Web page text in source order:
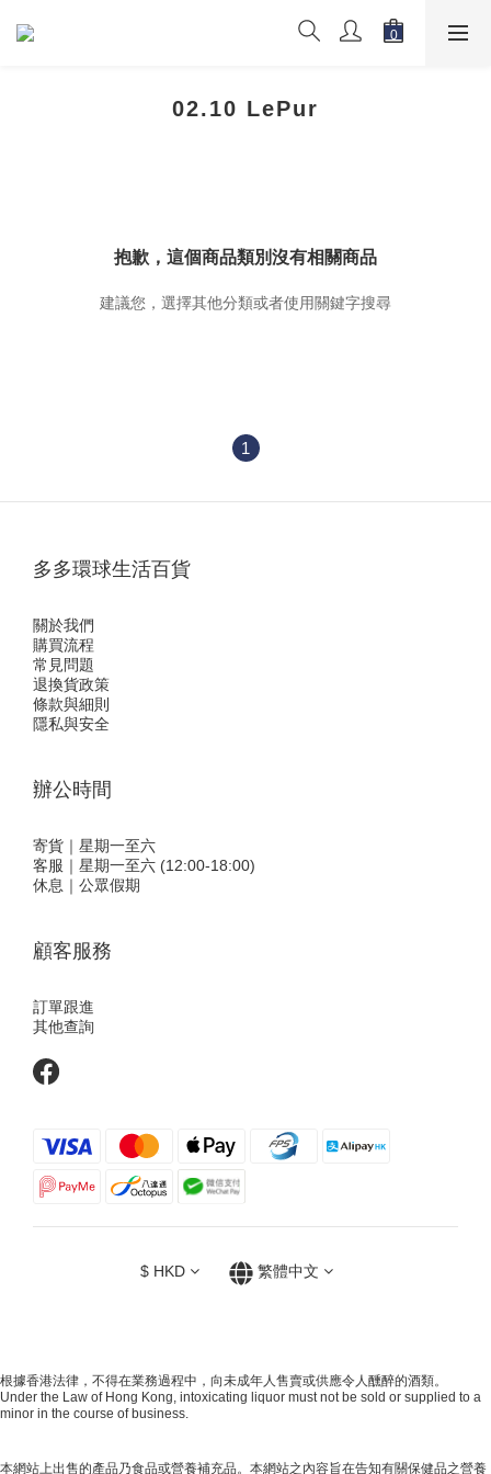
02.10 LePur
抱歉，這個商品類別沒有相關商品
建議您，選擇其他分類或者使用關鍵字搜尋
1
多多環球生活百貨
關於我們
購買流程
常見問題
退換貨政策
條款與細則
隱私與安全
辦公時間
寄貨｜星期一至六
客服｜星期一至六 (12:00-18:00)
休息｜公眾假期
顧客服務
訂單跟進
其他查詢
$ HKD 繁體中文
根據香港法律，不得在業務過程中，向未成年人售賣或供應令人醺醉的酒類。
Under the Law of Hong Kong, intoxicating liquor must not be sold or supplied to a
minor in the course of business.
本網站上出售的產品乃食品或營養補充品。本網站之內容旨在告知有關保健品之營養